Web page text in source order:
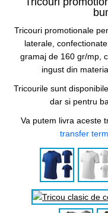
Tricouri promotionale
laterale,
gramaj de 160 gr/mp,
ingust din
Tricourile sunt
dar si pentru
Va putem livra aceste
transfer